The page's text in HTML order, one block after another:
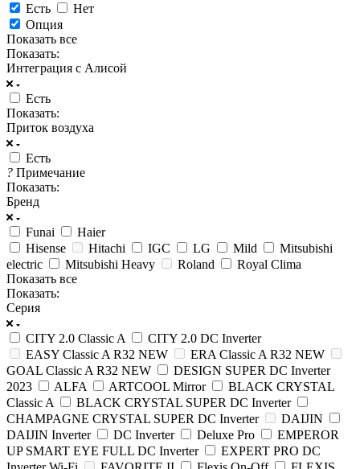
Есть
Нет
Опция
Показать все
Показать:
Интеграция с Алисой
Есть
Показать:
Приток воздуха
Есть
? Примечание
Показать:
Бренд
Funai
Haier
Hisense
Hitachi IGC LG Mild
Mitsubishi
electric
Mitsubishi Heavy Roland
Royal Clima
Показать все
Показать:
Серия
CITY 2.0 Classic A
CITY 2.0 DC Inverter
EASY Classic A R32 NEW
ERA Classic A R32 NEW
GOAL Classic A R32 NEW
DESIGN SUPER DC Inverter
2023
ALFA ARTCOOL Mirror
BLACK CRYSTAL
Classic A
BLACK CRYSTAL SUPER DC Inverter
CHAMPAGNE CRYSTAL SUPER DC Inverter
DAIJIN
DAIJIN Inverter
DC Inverter Deluxe Pro
EMPEROR
UP SMART EYE FULL DC Inverter
EXPERT PRO DC